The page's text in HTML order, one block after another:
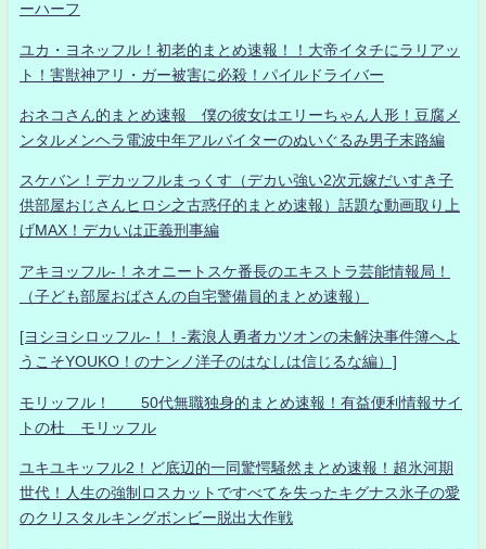
ーハーフ
ユカ・ヨネッフル！初老的まとめ速報！！大帝イタチにラリアッ
ト！害獣神アリ・ガー被害に必殺！パイルドライバー
おネコさん的まとめ速報 僕の彼女はエリーちゃん人形！豆腐メ
ンタルメンヘラ電波中年アルバイターのぬいぐるみ男子末路編
スケバン！デカッフルまっくす（デカい強い2次元嫁だいすき子
供部屋おじさんヒロシ之古惑仔的まとめ速報）話題な動画取り上
げMAX！デカいは正義刑事編
アキヨッフル-！ネオニートスケ番長のエキストラ芸能情報局！
（子ども部屋おばさんの自宅警備員的まとめ速報）
[ヨシヨシロッフル-！！-素浪人勇者カツオンの未解決事件簿へよ
うこそYOUKO！のナンノ洋子のはなしは信じるな編）]
モリッフル！ 50代無職独身的まとめ速報！有益便利情報サイ
トの杜 モリッフル
ユキユキッフル2！ど底辺的一同驚愕騒然まとめ速報！超氷河期
世代！人生の強制ロスカットですべてを失ったキグナス氷子の愛
のクリスタルキングボンビー脱出大作戦